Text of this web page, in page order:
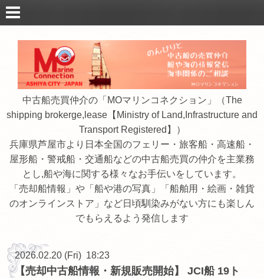
中古船売買仲介の「MOマリンコネクション」（The
shipping brokerge,lease【Ministry of Land,Infrastructure and
Transport Registered】）
兵庫県芦屋市より日本全国のフェリー・旅客船・高速船・
屋形船・警戒船・交通船などの中古船売買の仲介を主業務
とし,船や海に関する様々なお手伝いをしています。
「売却船情報」や「船や港の写真」「船舶用・絵画・雑貨
のオンラインストア」など日頃馴染みがない方にも楽しん
でもらえるよう発信します
2026.02.20 (Fri) 18:23
【売却中古船情報・新規販売開始】 JCI船 19ト